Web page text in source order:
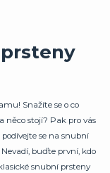
Snažíte se o co
něco stojí? Pak pro vás
se na snubní
buďte první, kdo
snubní prsteny